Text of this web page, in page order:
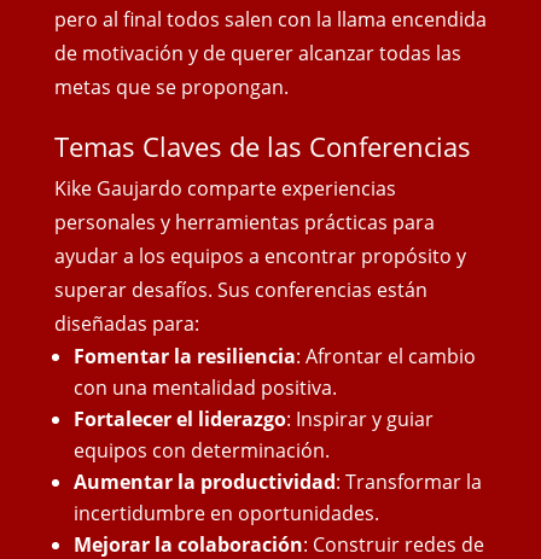
pero al final todos salen con la llama encendida
de motivación y de querer alcanzar todas las
metas que se propongan.
Temas Claves de las Conferencias
Kike Gaujardo comparte experiencias
personales y herramientas prácticas para
ayudar a los equipos a encontrar propósito y
superar desafíos. Sus conferencias están
diseñadas para:
Fomentar la resiliencia: Afrontar el cambio
con una mentalidad positiva.
Fortalecer el liderazgo: Inspirar y guiar
equipos con determinación.
Aumentar la productividad: Transformar la
incertidumbre en oportunidades.
Mejorar la colaboración: Construir redes de